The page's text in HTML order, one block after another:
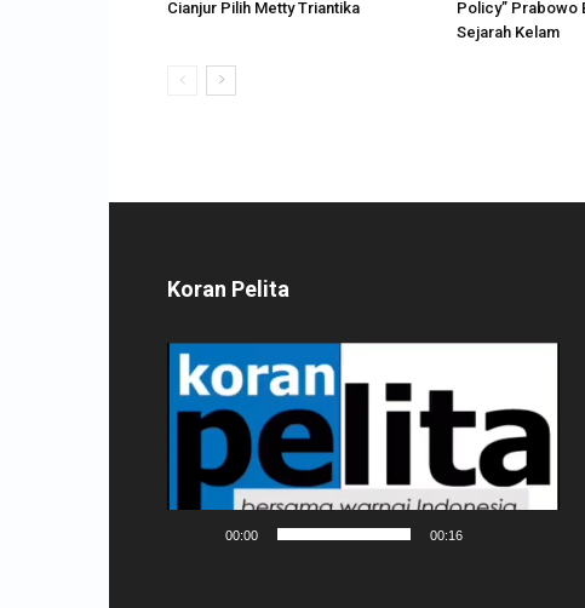
Cianjur Pilih Metty Triantika
Policy” Prabowo
Sejarah Kelam
Koran Pelita
Pemutar
Video
00:00 00:16